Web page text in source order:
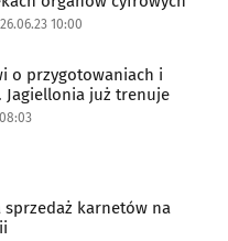
10:00
o przygotowaniach i
Jagiellonia już trenuje
sprzedaż karnetów na